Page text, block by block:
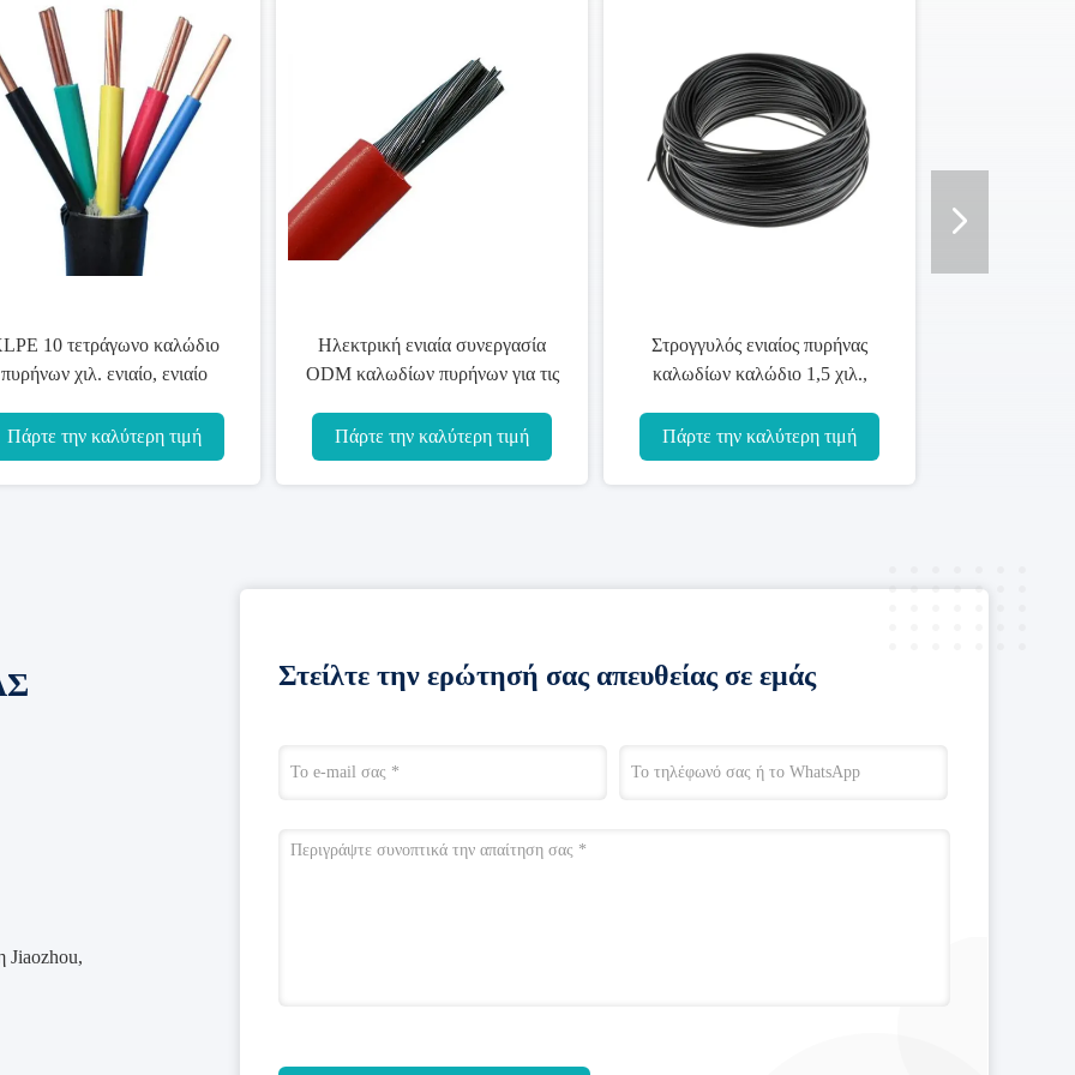
Εμπορική εύκαμπτη ενιαία
πυρήνων άριστη απόδοση
Πάρτε την καλύτερη τιμή
Το PVC μόνωσε τον υψηλής
θερμοκρασίας ενιαίο πυρήνα
καθηκόντων λόγους
Πάρτε την καλύτερη τιμή
Πολυ καλώδιο 2.5mm πυρήνων
σκελών ενιαίο φλόγα καλωδίων
καθυστερών
Πάρτε την καλύτερη τιμή
Jiaozhou,
Στείλτε την ερώτησή σας απευθείας σε εμάς